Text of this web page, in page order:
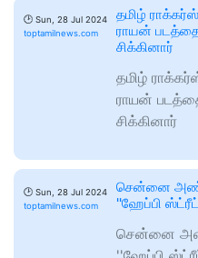
🕑 Sun, 28 Jul 2024
toptamilnews.com
தமிழ்
ராயன்
சிக்கினார்
தமிழ்
ராயன்
சிக்கினார்
🕑 Sun, 28 Jul 2024
toptamilnews.com
சென்னை
''ஹேப்பி
சென்னை